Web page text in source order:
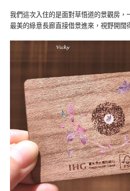
我們這次入住的是面對草悟道的景觀房，
最美的綠意長廊直接借景進來，視野開闊